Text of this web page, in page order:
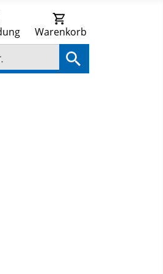
Warenkorb